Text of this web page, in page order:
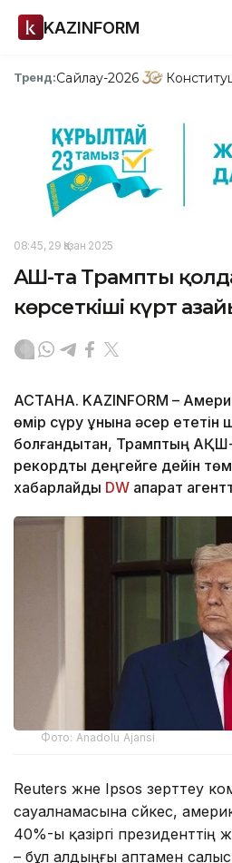
KAZINFORM
Тренд:Сайлау-2026
08:45, 29 Қазан 2025
АҚШ-та Трампты
көрсеткіші күрт
АСТАНА. KAZINFORM –
өмір сүру құнына әсер
болғандықтан, Трамптың
рекордтық деңгейге дейін
хабарлайды DW ақпарат
Фото: Anadolu Ajansi
Reuters және Ipsos зерттеу
сауалнамасына сәйкес,
40%-ы қазіргі
– бұл алдыңғы аптамен